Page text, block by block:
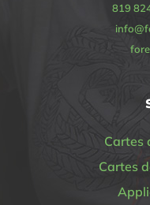
819
Cartes
Cartes